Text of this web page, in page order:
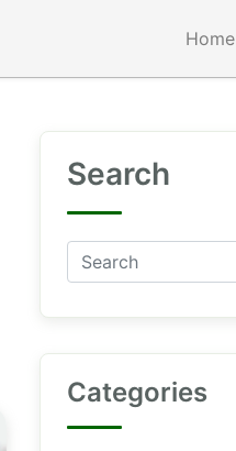
Home
Search
Categories